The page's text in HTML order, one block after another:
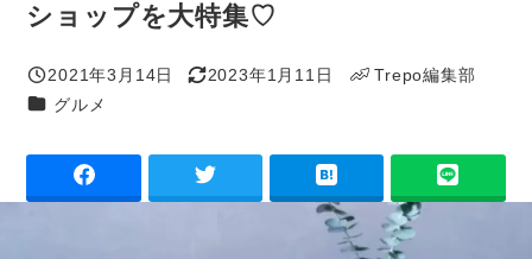
ショップを大特集♡
投稿日
2021年3月14日
更新日
2023年1月11日
Trepo編集部
カテゴリー
グルメ